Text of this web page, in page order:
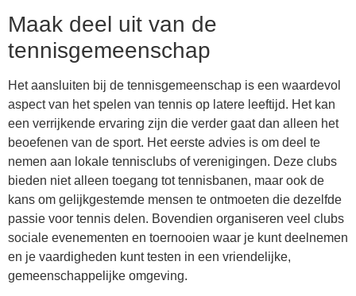
Maak deel uit van de
tennisgemeenschap
Het aansluiten bij de tennisgemeenschap is een waardevol
aspect van het spelen van tennis op latere leeftijd. Het kan
een verrijkende ervaring zijn die verder gaat dan alleen het
beoefenen van de sport. Het eerste advies is om deel te
nemen aan lokale tennisclubs of verenigingen. Deze clubs
bieden niet alleen toegang tot tennisbanen, maar ook de
kans om gelijkgestemde mensen te ontmoeten die dezelfde
passie voor tennis delen. Bovendien organiseren veel clubs
sociale evenementen en toernooien waar je kunt deelnemen
en je vaardigheden kunt testen in een vriendelijke,
gemeenschappelijke omgeving.